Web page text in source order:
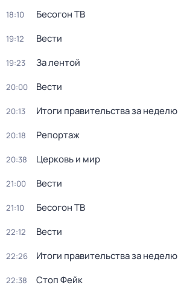
18:10 Бесогон ТВ
19:12 Вести
19:23 За лентой
20:00 Вести
20:13 Итоги правительства за неделю
20:18 Репортаж
20:38 Церковь и мир
21:00 Вести
21:10 Бесогон ТВ
22:12 Вести
22:26 Итоги правительства за неделю
22:38 Стоп Фейк